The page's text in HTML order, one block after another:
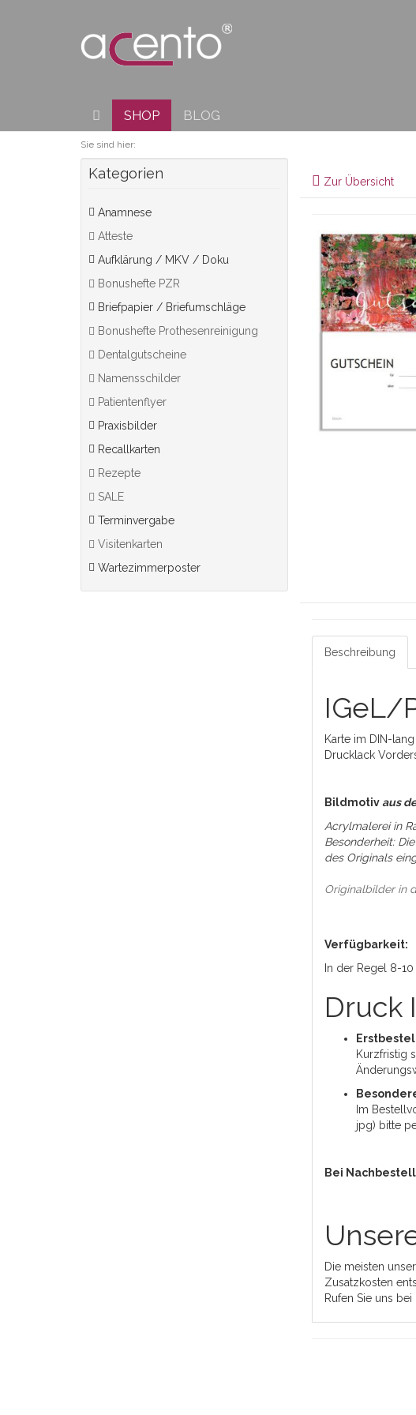
SHOP BLOG
Sie sind hier:
Kategorien
Anamnese
Atteste
Aufklärung / MKV / Doku
Bonushefte PZR
Briefpapier / Briefumschläge
Bonushefte Prothesenreinigung
Dentalgutscheine
Namensschilder
Patientenflyer
Praxisbilder
Recallkarten
Rezepte
SALE
Terminvergabe
Visitenkarten
Wartezimmerposter
Zur Übersicht
Beschreibung
IGeL/
Karte im DIN-
Drucklack
Bildmotivaus
Acrylmalerei in
Besonderheit:
des Originals
Originalbilder in
Verfügbarkeit:
In der Regel 8-10
Druck
Kurzfristig
Im
jpg) bitte
Bei
Die meisten
Zusatzkosten
Rufen Sie uns